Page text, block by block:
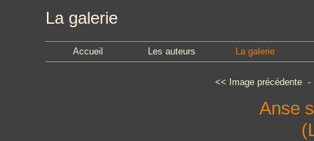
La galerie
Accueil Les auteurs La galerie
<< Image précédente
Anse